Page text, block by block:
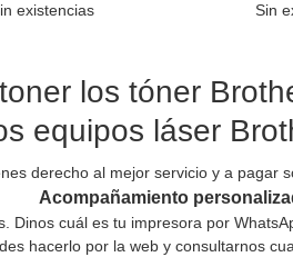
existencias Sin
los tóner
equipos láser
derecho al mejor servicio y a pagar
Acompañamiento
Dinos cuál es tu impresora por
hacerlo por la web y consultarnos